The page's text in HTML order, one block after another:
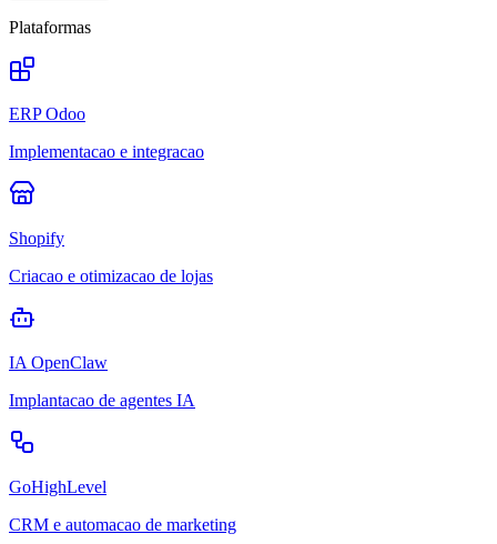
Plataformas
ERP Odoo
Implementacao e integracao
Shopify
Criacao e otimizacao de lojas
IA OpenClaw
Implantacao de agentes IA
GoHighLevel
CRM e automacao de marketing